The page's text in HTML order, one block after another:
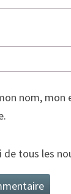
nom, mon
de tous les